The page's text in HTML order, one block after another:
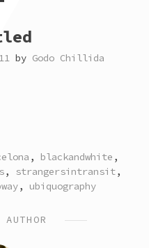
by Godo Chillida
, blackandwhite ,
, strangersintransit,
, ubiquography